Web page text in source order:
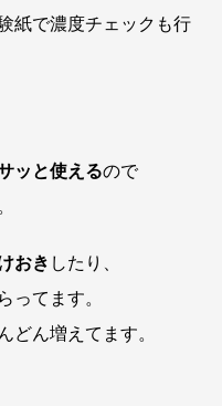
紙で濃度チェックも行
ッと使えるので
おき したり、
ってます。
どん増えてます。